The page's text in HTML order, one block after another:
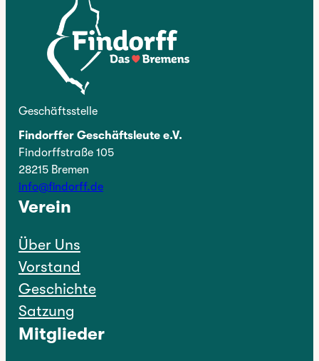
Geschäftsstelle
Findorffer Geschäftsleute e.V.
Findorffstraße 105
28215 Bremen
info@findorff.de
Verein
Über Uns
Vorstand
Geschichte
Satzung
Mitglieder